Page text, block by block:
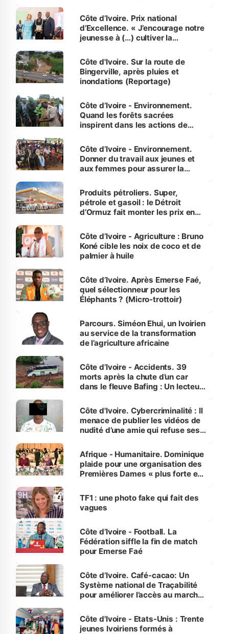
Côte d’Ivoire. Prix national
d’Excellence. « J’encourage notre
jeunesse à (…) cultiver la
(Alassane Ouattara
Côte d'Ivoire. Sur la route de
Bingerville, après pluies et
inondations (Reportage)
Côte d’Ivoire - Environnement.
Quand les forêts sacrées
inspirent dans les actions de
Côte d’Ivoire - Environnement.
Donner du travail aux jeunes et
aux femmes pour assurer la
menacées
Produits pétroliers. Super,
pétrole et gasoil : le Détroit
d’Ormuz fait monter les prix en
Côte d’Ivoire - Agriculture : Bruno
Koné cible les noix de coco et de
palmier à huile
Côte d’Ivoire. Après Emerse Faé,
quel sélectionneur pour les
Éléphants ? (Micro-trottoir)
Parcours. Siméon Ehui, un Ivoirien
au service de la transformation
de l’agriculture africaine
Côte d’Ivoire - Accidents. 39
morts après la chute d’un car
dans le fleuve Bafing : Un lecteur
des Transports
Côte d'Ivoire. Cybercriminalité : Il
menace de publier les vidéos de
nudité d’une amie qui refuse ses
Afrique - Humanitaire. Dominique
plaide pour une organisation des
Premières Dames « plus forte et
sur la scène internationale »
TF1 : une photo fake qui fait des
vagues
Côte d’Ivoire - Football. La
Fédération siffle la fin de match
pour Emerse Faé
Côte d’Ivoire. Café-cacao: Un
Système national de Traçabilité
pour améliorer l’accès au marché
Côte d'Ivoire - Etats-Unis : Trente
jeunes Ivoiriens formés à